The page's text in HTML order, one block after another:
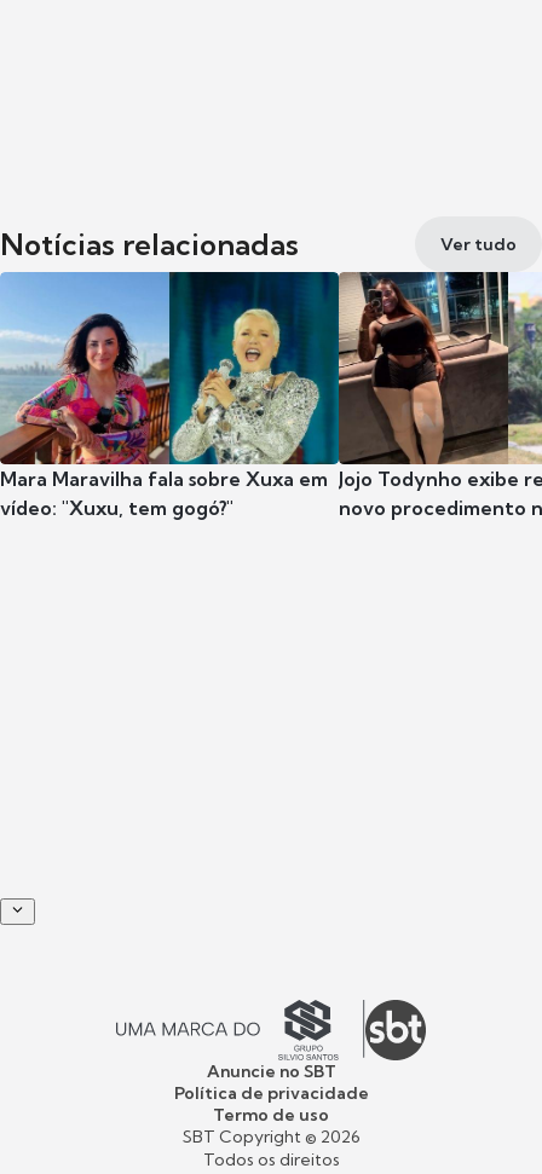
Notícias relacionadas Ver tudo
Mara Maravilha fala sobre Xuxa em
vídeo: "Xuxu, tem gogó?"
Jojo Todynho exibe
novo procedimento
Anuncie no SBT
Política de privacidade
Termo de uso
SBT Copyright © 2026
Todos os direitos